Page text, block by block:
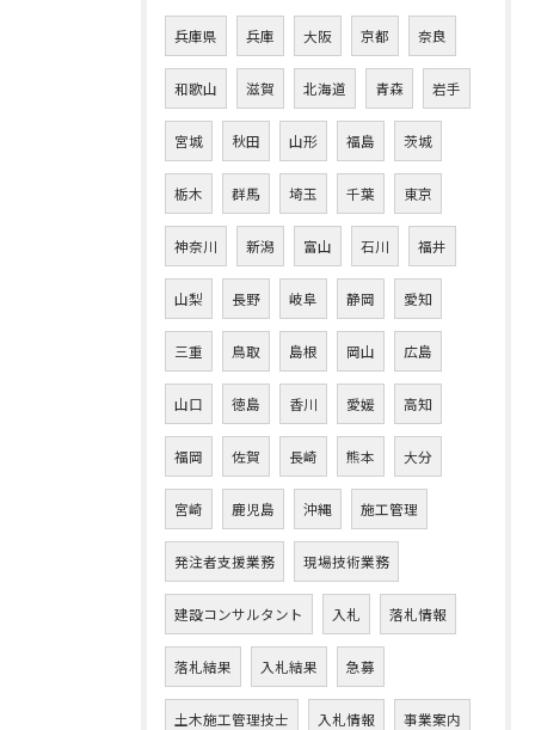
兵庫県 兵庫 大阪 京都 奈良
和歌山 滋賀 北海道 青森 岩手
宮城 秋田 山形 福島 茨城
栃木 群馬 埼玉 千葉 東京
神奈川 新潟 富山 石川 福井
山梨 長野 岐阜 静岡 愛知
三重 鳥取 島根 岡山 広島
山口 徳島 香川 愛媛 高知
福岡 佐賀 長崎 熊本 大分
宮崎 鹿児島 沖縄 施工管理
発注者支援業務 現場技術業務
建設コンサルタント 入札 落札情報
落札結果 入札結果 急募
土木施工管理技士 入札情報 事業案内